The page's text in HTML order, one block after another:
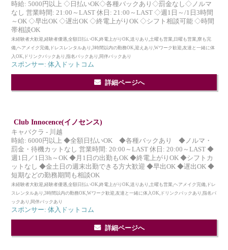
時給: 5000円以上 ◇日払いOK◇各種バックあり◇罰金なし◇ノルマ
なし 営業時間: 21:00～LAST 休日: 21:00～LAST ◇週1日～/1日3時間
～OK ◇早出OK ◇遅出OK ◇終電上がりOK ◇シフト相談可能 ◇時間
帯相談OK
未経験者大歓迎,経験者優遇,全額日払いOK,終電上がりOK,送りあり,土曜も営業,日曜も営業,寮も完
備,ヘアメイク完備,ドレスレンタルあり,3時間以内の勤務OK,迎えあり,Wワーク歓迎,友達と一緒に体
入OK,ドリンクバックあり,指名バックあり,同伴バックあり
スポンサー: 体入ドットコム
詳細ページへ
Club Innocence(イノセンス)
キャバクラ - 川越
時給: 6000円以上 ◆全額日払いOK ◆各種バックあり ◆ノルマ・
罰金・待機カットなし 営業時間: 20:00～LAST 休日: 20:00～LAST ◆
週1日／1日3h～OK ◆月1日の出勤もOK ◆終電上がりOK ◆シフトカ
ットなし ◆金土日の週末出勤できる方大歓迎 ◆早出OK ◆遅出OK ◆
短期などの勤務期間も相談OK
未経験者大歓迎,経験者優遇,全額日払いOK,終電上がりOK,送りあり,土曜も営業,ヘアメイク完備,ドレ
スレンタルあり,3時間以内の勤務OK,Wワーク歓迎,友達と一緒に体入OK,ドリンクバックあり,指名バ
ックあり,同伴バックあり
スポンサー: 体入ドットコム
詳細ページへ